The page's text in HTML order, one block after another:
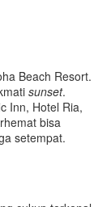
Beach Resort.
sunset.
Inn, Hotel Ria,
bisa
setempat.